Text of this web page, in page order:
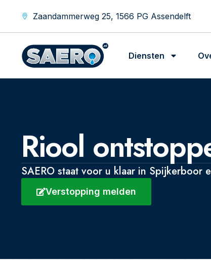
Zaandammerweg 25, 1566 PG Assendelft
Diensten
Riool
SAERO staat voor u klaar in
Verstopping melden